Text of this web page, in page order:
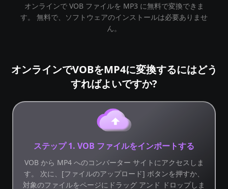
オンラインで VOB ファイルを MP3 に無料で変換できま
す。 無料で、ソフトウェアのインストールは必要ありませ
ん。
オンラインでVOBをMP4に変換するにはどう
すればよいですか?
ステップ 1. VOB ファイルをインポートする
VOB から MP4 へのコンバーター サイトにアクセスしま
す。 次に、[ファイルのアップロード] ボタンを押すか、
対象のファイルをページにドラッグ アンド ドロップしま